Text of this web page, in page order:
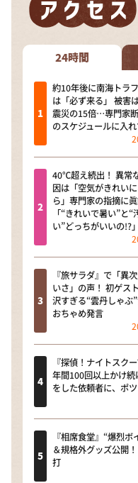
24時間
約10年後に南海トラ
は「必ず来る」 被害
震災の15倍…専門家
のスケジュールに入れ
40℃超え続出！ 異常
因は「空気がきれい
ら」専門家の指摘に
「“きれいで暑い”と“
い”どっちがいいの!?」
『旅サラダ』で「異
いさ」の声！ 初ゲス
沢すぎる“雲丹しゃぶ
おちゃめ発言
『探偵！ナイトスク
年間100回以上かけ
をした依頼者に、ポ
『相席食堂』“爆烈
＆規格外グッズ公開
打